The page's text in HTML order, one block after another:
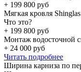
+ 199 800 руб
Мягкая кровля
Что это?
+ 199 800 руб
Монтаж
+ 24 000 руб
Читать подробнее
Ширина карниза по